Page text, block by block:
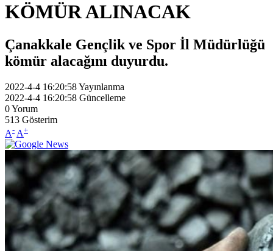
KÖMÜR ALINACAK
Çanakkale Gençlik ve Spor İl Müdürlüğü
kömür alacağını duyurdu.
2022-4-4 16:20:58Yayınlanma
2022-4-4 16:20:58 Güncelleme
0Yorum
513 Gösterim
A- A+